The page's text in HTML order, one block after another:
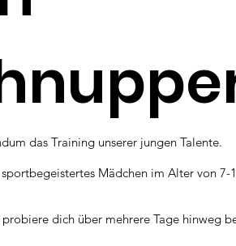
das Training unserer jungen Talente.
Mädchen im Alter von 7-
dich über mehrere Tage hinweg